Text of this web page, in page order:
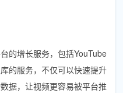
的增长服务，包括YouTube
的服务，不仅可以快速提升
据，让视频更容易被平台推